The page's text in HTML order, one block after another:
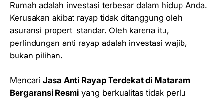
Rumah adalah investasi terbesar dalam hidup Anda.
Kerusakan akibat rayap tidak ditanggung oleh
asuransi properti standar. Oleh karena itu,
perlindungan anti rayap adalah investasi wajib,
bukan pilihan.
Mencari Jasa Anti Rayap Terdekat di Mataram
Bergaransi Resmi yang berkualitas tidak perlu